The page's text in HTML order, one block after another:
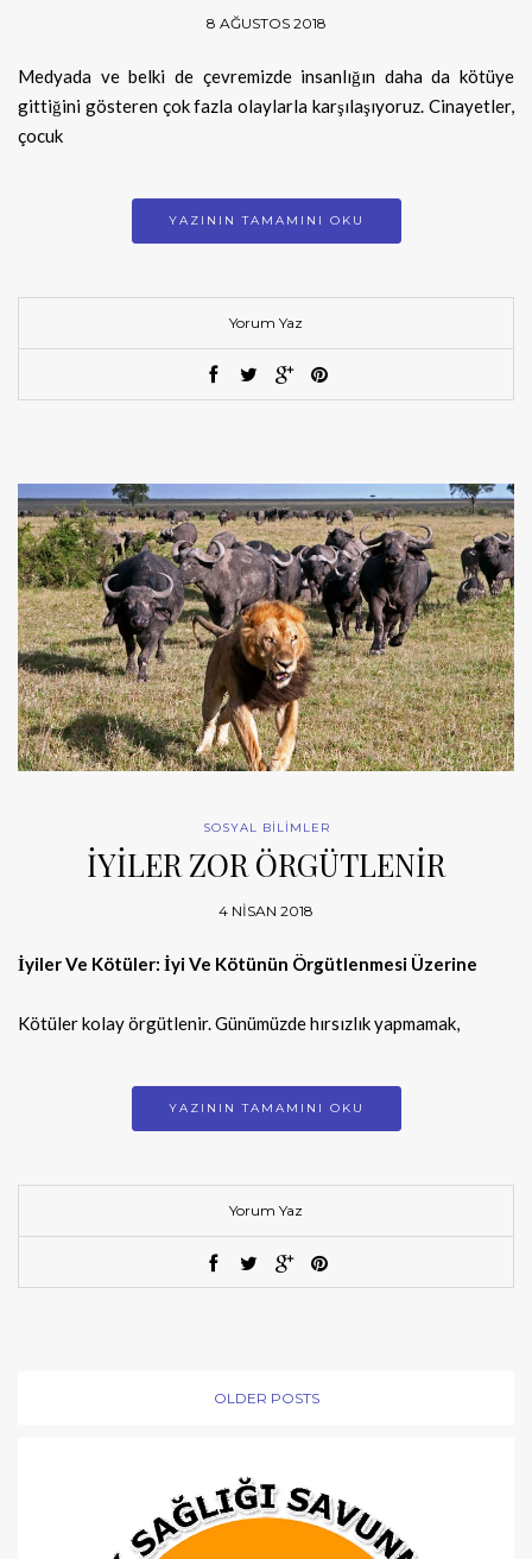
8 AĞUSTOS 2018
Medyada ve belki de çevremizde insanlığın daha da kötüye
gittiğini gösteren çok fazla olaylarla karşılaşıyoruz. Cinayetler,
çocuk
YAZININ TAMAMINI OKU
Yorum Yaz
SOSYAL BİLİMLER
İYİLER ZOR ÖRGÜTLENİR
4 NISAN 2018
İyiler Ve Kötüler: İyi Ve Kötünün Örgütlenmesi Üzerine
Kötüler kolay örgütlenir. Günümüzde hırsızlık yapmamak,
YAZININ TAMAMINI OKU
Yorum Yaz
OLDER POSTS